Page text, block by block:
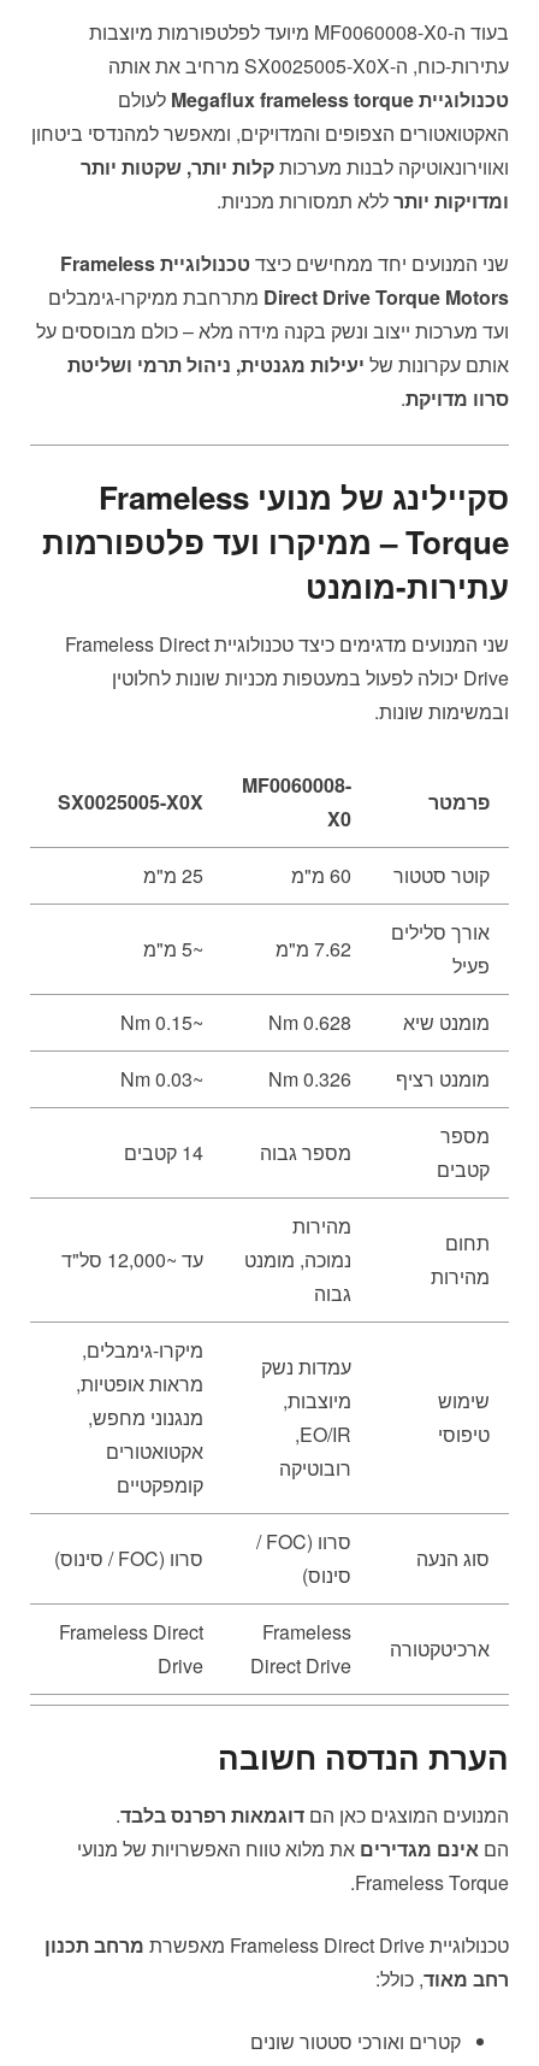
בעוד ה-MF0060008-X0 מיועד לפלטפורמות מיוצבות
עתירות-כוח, ה-SX0025005-X0X מרחיב את אותה
טכנולוגיית Megaflux frameless torque
לעולם
האקטואטורים הצפופים והמדויקים, ומאפשר למהנדסי ביטחון
ואווירונאוטיקה לבנות מערכותקלות יותר, שקטות יותר
ומדויקות יותרללא תמסורות מכניות.
שני המנועים יחד ממחישים כיצד
טכנולוגיית Frameless
Direct Drive Torque Motors מתרחבת ממיקרו-גימבלים
ועד מערכות ייצוב ונשק בקנה מידה מלא – כולם מבוססים על
אותם עקרונות של יעילות מגנטית, ניהול תרמי ושליטת
סרוו מדויקת.
סקיילינג של מנועי Frameless
Torque – ממיקרו ועד פלטפורמות
עתירות-מומנט
שני המנועים מדגימים כיצד טכנולוגיית Frameless Direct
Drive יכולה לפעול במעטפות מכניות שונות לחלוטין
ובמשימות שונות.
פרמטר
MF0060008-
X0
SX0025005-X0X
קוטר סטטור 60 מ"מ 25 מ"מ
אורך סלילים
פעיל
7.62 מ"מ ~5 מ"מ
מומנט שיא 0.628 Nm
~0.15 Nm
מומנט רציף 0.326 Nm
~0.03 Nm
מספר
קטבים
מספר גבוה 14 קטבים
תחום
מהירות
מהירות
נמוכה, מומנט
גבוה
עד ~12,000 סל"ד
שימוש
טיפוסי
עמדות נשק
מיוצבות,
EO/IR,
רובוטיקה
מיקרו-גימבלים,
מראות אופטיות,
מנגנוני מחפש,
אקטואטורים
קומפקטיים
סוג הנעה
סרוו (FOC /
סינוס)
סרוו (FOC / סינוס)
ארכיטקטורה
Frameless
Direct Drive
Frameless Direct
Drive
הערת הנדסה חשובה
המנועים המוצגים כאן הם דוגמאות רפרנס בלבד.
הם אינם מגדירים את מלוא טווח האפשרויות של מנועי
Frameless Torque.
טכנולוגיית Frameless Direct Drive מאפשרת
מרחב תכנון
רחב מאוד, כולל:
קטרים ואורכי סטטור שונים